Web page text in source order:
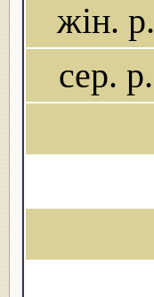
жін. р.
сер. р.